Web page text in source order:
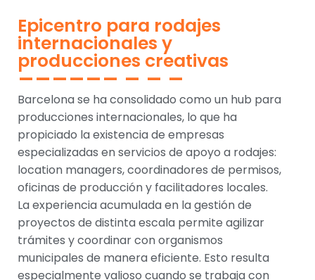
Epicentro para rodajes
internacionales y
producciones creativas
Barcelona se ha consolidado como un hub para
producciones internacionales, lo que ha
propiciado la existencia de empresas
especializadas en servicios de apoyo a rodajes:
location managers, coordinadores de permisos,
oficinas de producción y facilitadores locales.
La experiencia acumulada en la gestión de
proyectos de distinta escala permite agilizar
trámites y coordinar con organismos
municipales de manera eficiente. Esto resulta
especialmente valioso cuando se trabaja con